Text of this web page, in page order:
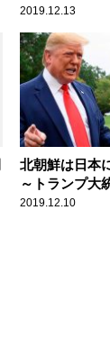
ーマンス”
2019.12.13
北朝鮮は日本
～トランプ大
験」に警告
2019.12.10